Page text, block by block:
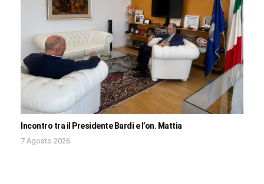
Incontro tra il Presidente Bardi e l’on. Mattia
7 Agosto 2026